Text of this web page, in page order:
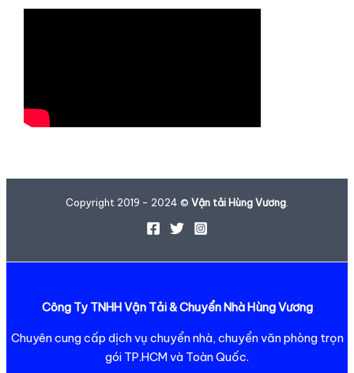
Copyright 2019 - 2024 © Vận tải Hùng Vương.
Công Ty TNHH Vận Tải & Chuyển Nhà Hùng Vương
Chuyên cung cấp dịch vụ chuyển nhà, chuyển văn phòng trọn
gói TP.HCM và Toàn Quốc.